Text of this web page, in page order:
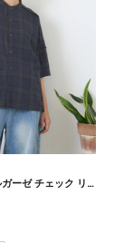
【秋新作】ダブルガーゼ チェック リバーシブル 5分袖 ドルマンシャツ